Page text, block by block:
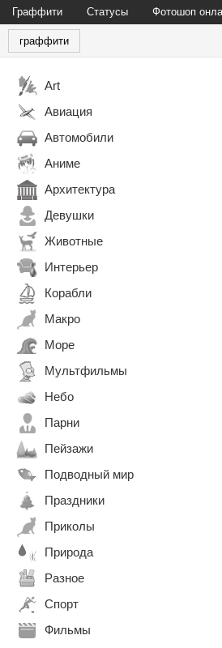
Граффити Статусы Фотошоп
граффити
Art
Авиация
Автомобили
Аниме
Архитектура
Девушки
Животные
Интерьер
Корабли
Макро
Море
Мультфильмы
Небо
Парни
Пейзажи
Подводный мир
Праздники
Приколы
Природа
Разное
Спорт
Фильмы